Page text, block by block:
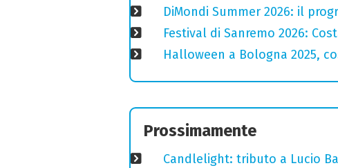
DiMondi Summer 2026: il
Festival di Sanremo 2026:
Halloween a Bologna 2025,
Prossimamente
Candlelight: tributo a Lucio